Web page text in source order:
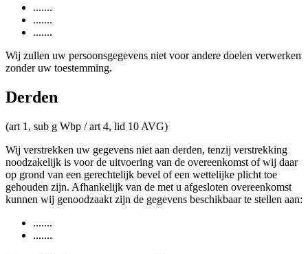
.......
.......
.......
Wij zullen uw persoonsgegevens niet voor andere doelen verwerken
zonder uw toestemming.
Derden
(art 1, sub g Wbp / art 4, lid 10 AVG)
Wij verstrekken uw gegevens niet aan derden, tenzij verstrekking
noodzakelijk is voor de uitvoering van de overeenkomst of wij daar
op grond van een gerechtelijk bevel of een wettelijke plicht toe
gehouden zijn. Afhankelijk van de met u afgesloten overeenkomst
kunnen wij genoodzaakt zijn de gegevens beschikbaar te stellen aan:
.......
.......